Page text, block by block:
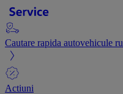
Cautare rapida autovehicule
Actiuni